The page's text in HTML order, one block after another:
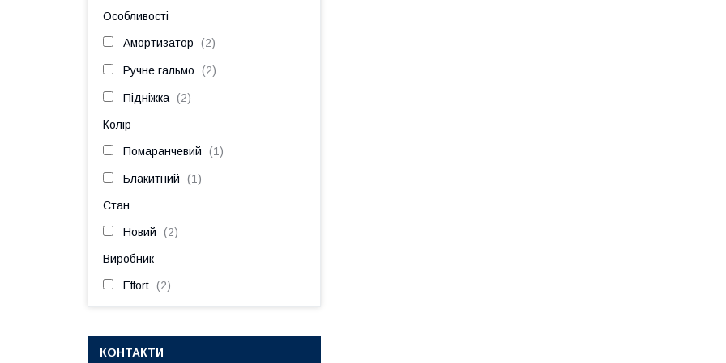
Особливості
Амортизатор 2
Ручне гальмо 2
Підніжка 2
Колір
Помаранчевий 1
Блакитний 1
Стан
Новий 2
Виробник
Effort 2
КОНТАКТИ